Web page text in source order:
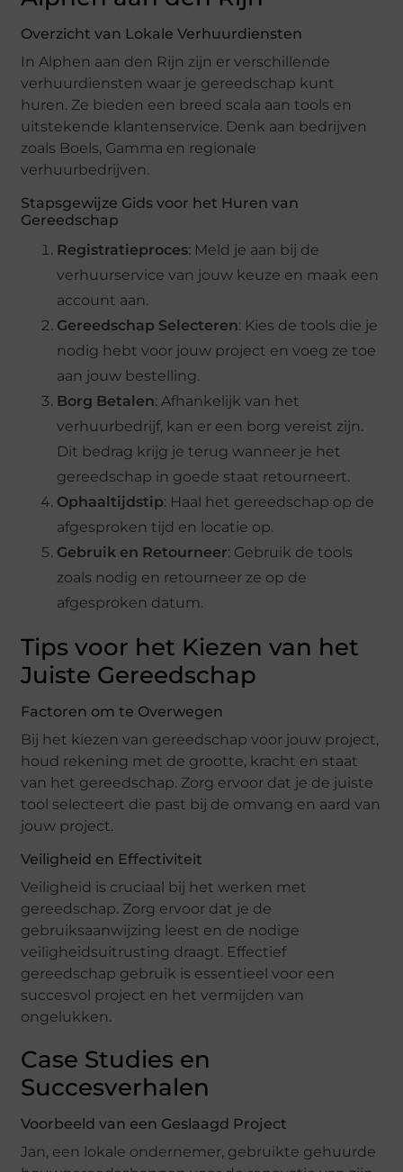
Overzicht van Lokale Verhuurdiensten
In Alphen aan den Rijn zijn er verschillende
verhuurdiensten waar je gereedschap kunt
huren. Ze bieden een breed scala aan tools en
uitstekende klantenservice. Denk aan bedrijven
zoals Boels, Gamma en regionale
verhuurbedrijven.
Stapsgewijze Gids voor het Huren van
Gereedschap
Registratieproces: Meld je aan bij de
verhuurservice van jouw keuze en maak een
account aan.
Gereedschap Selecteren: Kies de tools die je
nodig hebt voor jouw project en voeg ze toe
aan jouw bestelling.
Borg Betalen: Afhankelijk van het
verhuurbedrijf, kan er een borg vereist zijn.
Dit bedrag krijg je terug wanneer je het
gereedschap in goede staat retourneert.
Ophaaltijdstip: Haal het gereedschap op de
afgesproken tijd en locatie op.
Gebruik en Retourneer: Gebruik de tools
zoals nodig en retourneer ze op de
afgesproken datum.
Tips voor het Kiezen van het
Juiste Gereedschap
Factoren om te Overwegen
Bij het kiezen van gereedschap voor jouw project,
houd rekening met de grootte, kracht en staat
van het gereedschap. Zorg ervoor dat je de juiste
tool selecteert die past bij de omvang en aard van
jouw project.
Veiligheid en Effectiviteit
Veiligheid is cruciaal bij het werken met
gereedschap. Zorg ervoor dat je de
gebruiksaanwijzing leest en de nodige
veiligheidsuitrusting draagt. Effectief
gereedschap gebruik is essentieel voor een
succesvol project en het vermijden van
ongelukken.
Case Studies en
Succesverhalen
Voorbeeld van een Geslaagd Project
Jan, een lokale ondernemer, gebruikte gehuurde